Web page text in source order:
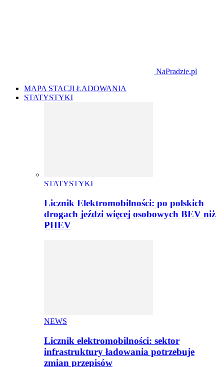
NaPradzie.pl
MAPA STACJI ŁADOWANIA
STATYSTYKI
STATYSTYKI
Licznik Elektromobilności: po polskich
drogach jeździ więcej osobowych BEV niż
PHEV
NEWS
Licznik elektromobilności: sektor
infrastruktury ładowania potrzebuje
zmian przepisów